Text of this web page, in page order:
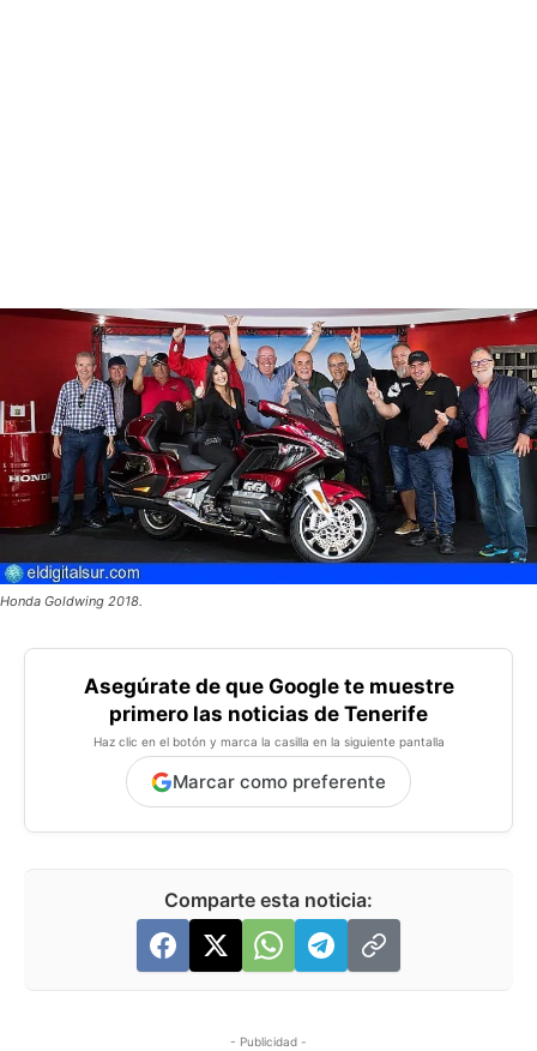
Honda Goldwing 2018.
Asegúrate de que Google te muestre
primero las noticias de Tenerife
Haz clic en el botón y marca la casilla en la siguiente pantalla
Marcar como preferente
Comparte esta noticia:
- Publicidad -